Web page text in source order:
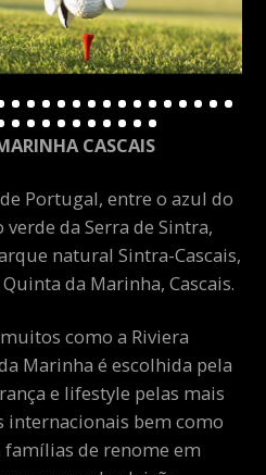
CASCAIS
Portugal, entre o azul do
da Serra de Sintra,
natural Sintra-Cascais,
da Marinha, Cascais.
como a Riviera
Marinha é escolhida pela
e lifestyle pelas mais
internacionais bem como
famílias de renome em